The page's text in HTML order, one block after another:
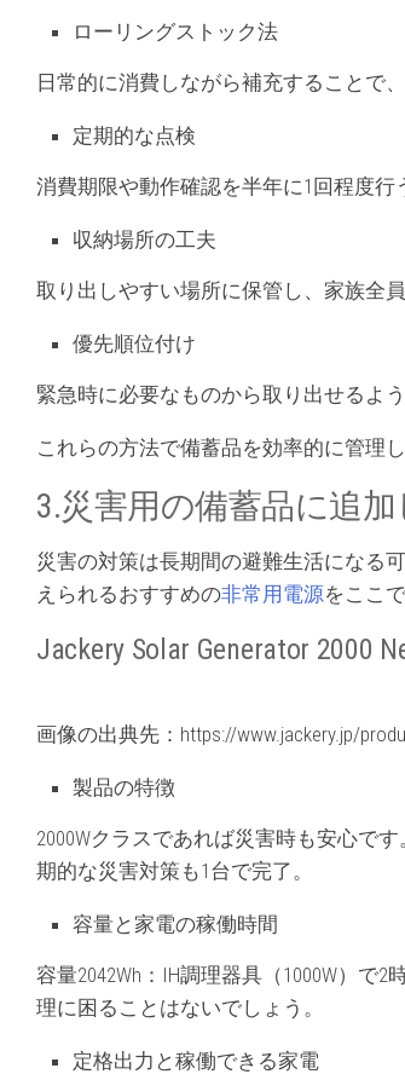
ローリングストック法
日常的に消費しながら補充することで
定期的な点検
消費期限や動作確認を半年に1回程度行
収納場所の工夫
取り出しやすい場所に保管し、家族全
優先順位付け
緊急時に必要なものから取り出せるよ
これらの方法で備蓄品を効率的に管理
3.災害用の備蓄品に追
災害の対策は長期間の避難生活になる
えられるおすすめの非常用電源をここ
Jackery Solar Generator 2000
画像の出典先：https://www.jackery.jp/
製品の特徴
2000Wクラスであれば災害時も安心で
期的な災害対策も1台で完了。
容量と家電の稼働時間
容量2042Wh：IH調理器具（1000W）
理に困ることはないでしょう。
定格出力と稼働できる家電